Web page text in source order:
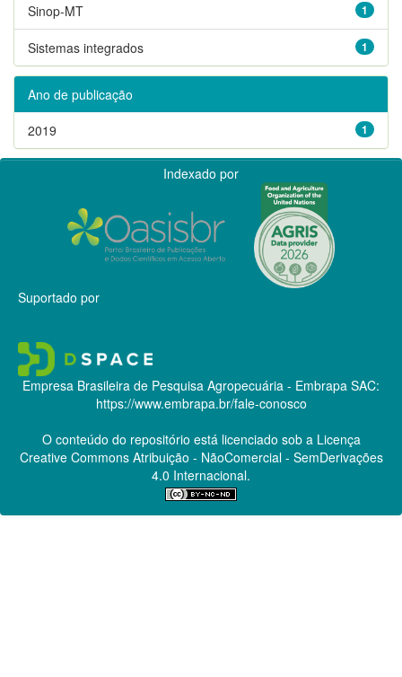
1
Sinop-MT
1
Sistemas integrados
Ano de publicação
1
2019
Indexado por
Suportado por
Empresa Brasileira de Pesquisa Agropecuária - Embrapa SAC:
https://www.embrapa.br/fale-conosco
O conteúdo do repositório está licenciado sob a Licença
Creative CommonsAtribuição - NãoComercial - SemDerivações
4.0 Internacional.